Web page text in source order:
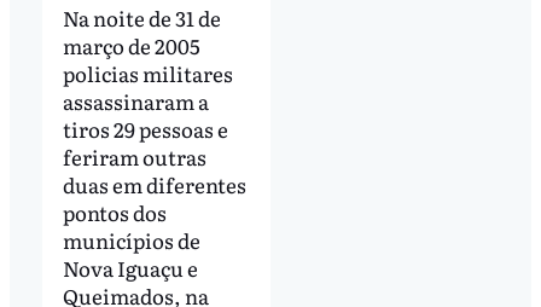
Na noite de 31 de
março de 2005
policias militares
assassinaram a
tiros 29 pessoas e
feriram outras
duas em diferentes
pontos dos
municípios de
Nova Iguaçu e
Queimados, na